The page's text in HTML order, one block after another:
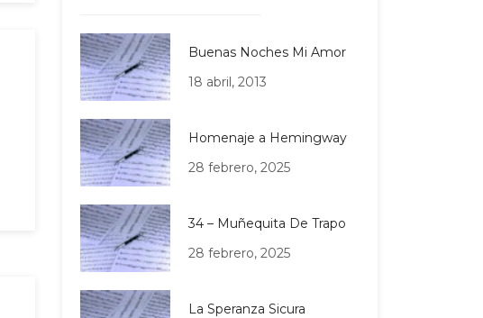
Buenas Noches Mi Amor
18 abril, 2013
Homenaje a Hemingway
28 febrero, 2025
34 – Muñequita De Trapo
28 febrero, 2025
La Speranza Sicura